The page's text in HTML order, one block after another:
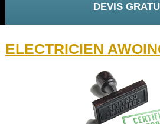
DEVIS
ELECTRICIEN